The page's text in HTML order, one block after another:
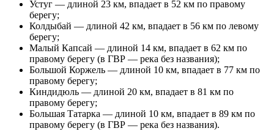
Устуг — длиной 23 км, впадает в 52 км по правому
берегу;
Колдыбай — длиной 42 км, впадает в 56 км по левому
берегу;
Малый Капсай — длиной 14 км, впадает в 62 км по
правому берегу (в ГВР — река без названия);
Большой Коржель — длиной 10 км, впадает в 77 км по
правому берегу;
Киндидюль — длиной 20 км, впадает в 81 км по
правому берегу;
Большая Татарка — длиной 10 км, впадает в 89 км по
правому берегу (в ГВР — река без названия).